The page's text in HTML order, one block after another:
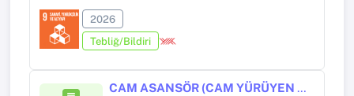
2026
Tebliğ/Bildiri
CAM ASANSÖR (CAM YÜRÜYEN MERDİVEN), TOKENİZM, ÇİFTE AÇMAZ, CAM LABİRENT, CAM DUVAR VE CAM UÇURUM ÖLÇEKLERİNİN GELİŞTİRİLMESİ